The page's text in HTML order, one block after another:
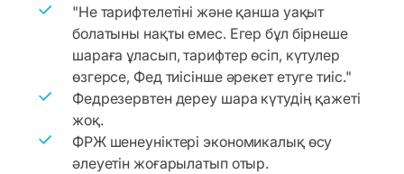
"Не тарифтелетіні және қанша уақыт
болатыны нақты емес. Егер бұл бірнеше
шараға ұласып, тарифтер өсіп, күтулер
өзгерсе, Фед тиісінше әрекет етуге тиіс."
Федрезервтен дереу шара күтудің қажеті
жоқ.
ФРЖ шенеуніктері экономикалық өсу
әлеуетін жоғарылатып отыр.